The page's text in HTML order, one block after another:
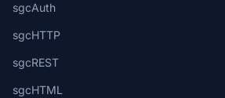
sgcAuth
sgcHTTP
sgcREST
sgcHTML